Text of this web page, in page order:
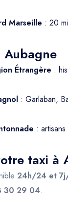
Marseille : 20
Aubagne
Étrangère :
: Garlaban,
:
taxi à
24h/24 et
30 29 04.